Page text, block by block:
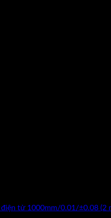
điện tử 1000mm/0.01/±0.08 (2